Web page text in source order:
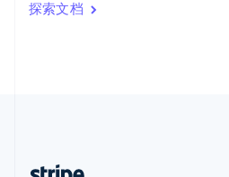
探索文档
English